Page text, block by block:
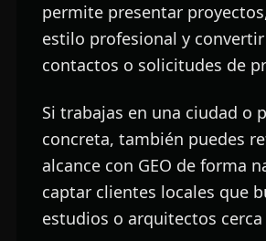
permite presentar
estilo profesional y
contactos o solicitudes de
Si trabajas en una ciudad o
concreta, también puedes
alcance con GEO de forma
captar clientes locales que
estudios o arquitectos cerca